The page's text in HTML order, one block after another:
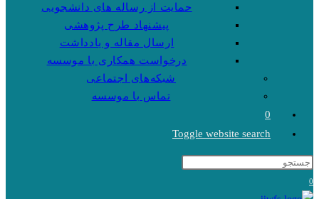
حمایت از رساله های دانشجویی
پیشنهاد طرح پژوهشی
ارسال مقاله و یادداشت
درخواست همکاری با موسسه
شبکه‌های اجتماعی
تماس با موسسه
0
Toggle website search
0